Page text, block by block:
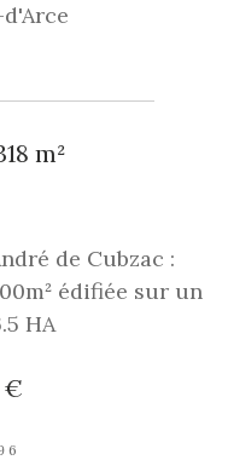
m²
de Cubzac :
édifiée sur un
HA
€